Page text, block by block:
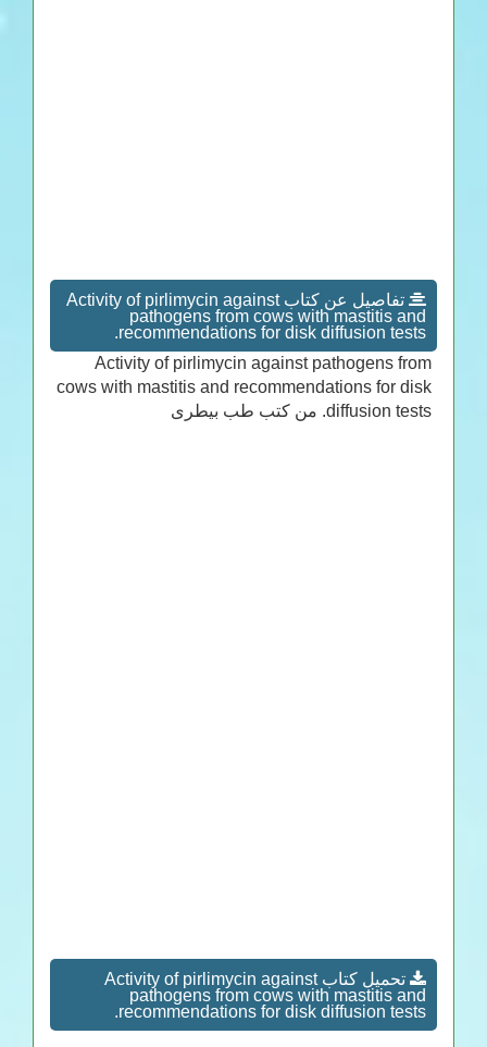
تفاصيل عن كتاب Activity of pirlimycin against
pathogens from cows with mastitis and
recommendations for disk diffusion tests.
Activity of pirlimycin against pathogens from
cows with mastitis and recommendations for disk
diffusion tests. من كتب طب بيطرى
تحميل كتاب Activity of pirlimycin against
pathogens from cows with mastitis and
recommendations for disk diffusion tests.